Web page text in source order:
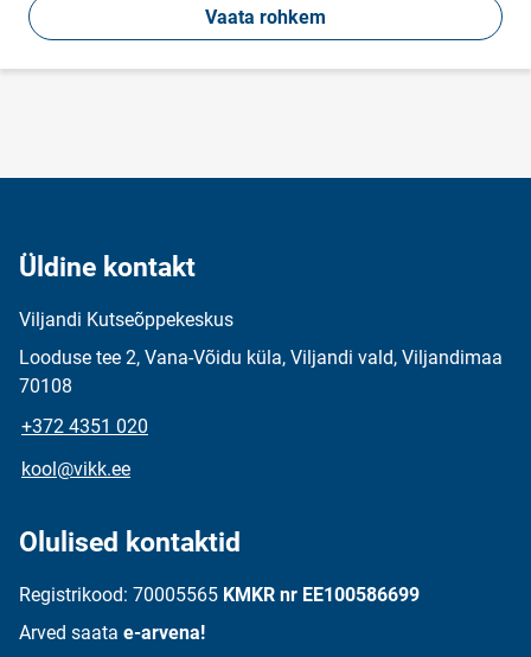
Vaata rohkem
Üldine kontakt
Viljandi Kutseõppekeskus
Looduse tee 2, Vana-Võidu küla, Viljandi vald, Viljandimaa
70108
+372 4351 020
kool@vikk.ee
Olulised kontaktid
Registrikood: 70005565 KMKR nr EE100586699
Arved saata e-arvena!